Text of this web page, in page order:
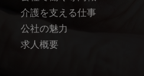
介護を支える仕事
公社の魅力
求人概要